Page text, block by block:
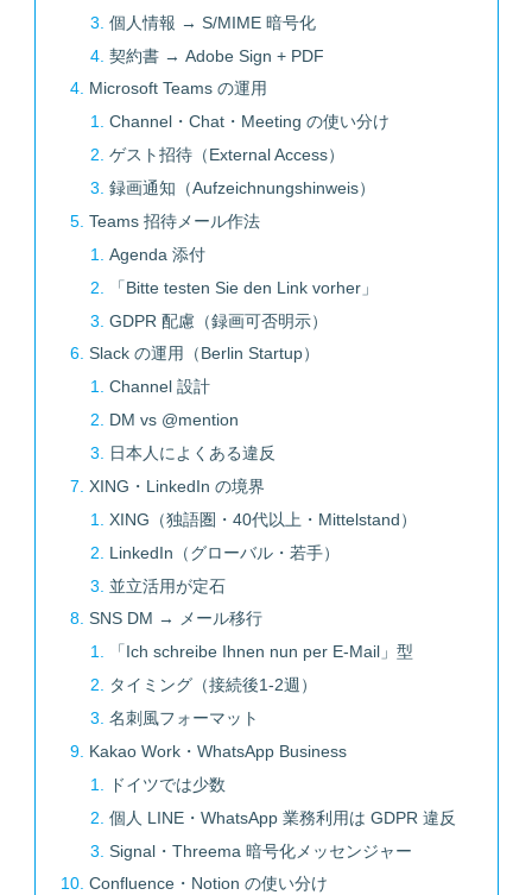
個人情報 → S/MIME 暗号化
契約書 → Adobe Sign + PDF
Microsoft Teams の運用
Channel・Chat・Meeting の使い分け
ゲスト招待（External Access）
録画通知（Aufzeichnungshinweis）
Teams 招待メール作法
Agenda 添付
「Bitte testen Sie den Link vorher」
GDPR 配慮（録画可否明示）
Slack の運用（Berlin Startup）
Channel 設計
DM vs @mention
日本人によくある違反
XING・LinkedIn の境界
XING（独語圏・40代以上・Mittelstand）
LinkedIn（グローバル・若手）
並立活用が定石
SNS DM → メール移行
「Ich schreibe Ihnen nun per E-Mail」型
タイミング（接続後1-2週）
名刺風フォーマット
Kakao Work・WhatsApp Business
ドイツでは少数
個人 LINE・WhatsApp 業務利用は GDPR 違反
Signal・Threema 暗号化メッセンジャー
Confluence・Notion の使い分け